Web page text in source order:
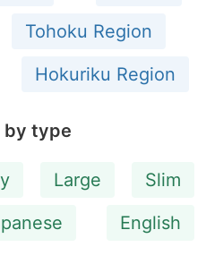
Tohoku Region
Hokuriku Region
by type
Large
Slim
English